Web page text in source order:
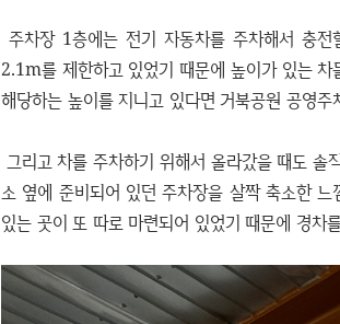
주차장 1층에는 전기 자동차를 주차해서 충
2.1m를 제한하고 있었기 때문에 높이가 있는
해당하는 높이를 지니고 있다면 거북공원 공영
그리고 차를 주차하기 위해서 올라갔을 때도
소 옆에 준비되어 있던 주차장을 살짝 축소한
있는 곳이 또 따로 마련되어 있었기 때문에 경차